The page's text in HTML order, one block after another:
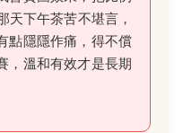
天下午茶苦不堪言，
點隱隱作痛，得不償
，溫和有效才是長期